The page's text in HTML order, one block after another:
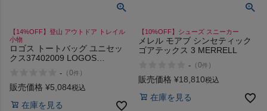
【14%OFF】登山 アウトドア トレイル
小物
ロゴス トートバッグ ユニセッ
クス37402009 LOGOS
- （0件 ）
販売価格 ¥5,084税込
在庫を見る
【10%OFF】シューズ スニーカー
メレル モアブ シンセティック
ゴアテックス 3 MERRELL
- （0件 ）
販売価格 ¥18,810税込
在庫を見る